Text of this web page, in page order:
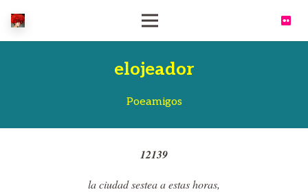
elojeador
Poeamigos
12139
la ciudad sestea a estas horas,